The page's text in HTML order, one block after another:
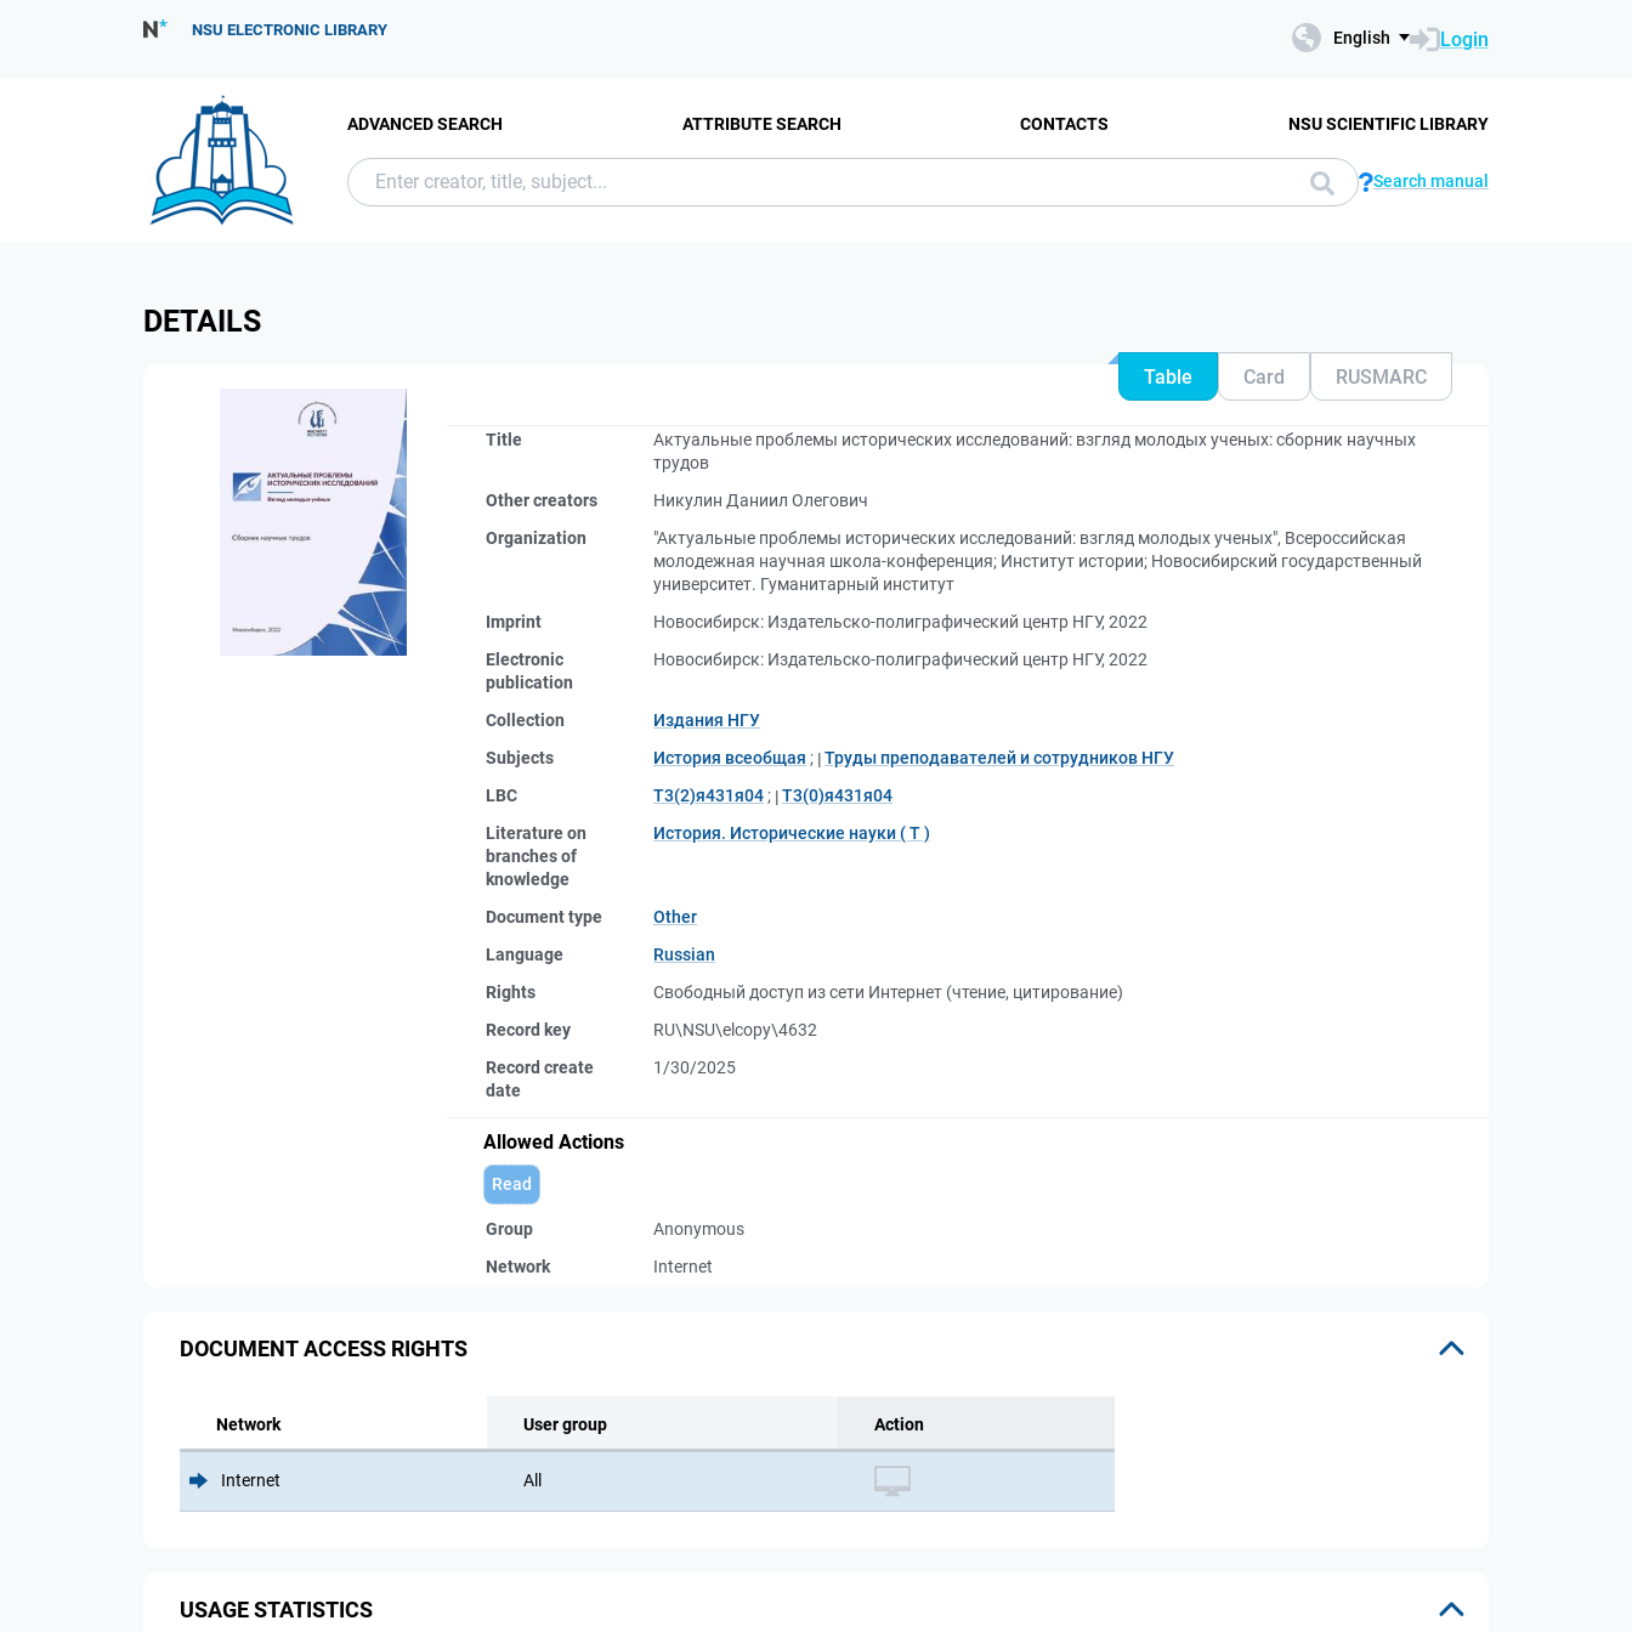
NSU ELECTRONIC LIBRARY English Login
ADVANCED SEARCH ATTRIBUTE SEARCH CONTACTS NSU SCIENTIFIC LIBRARY
Search manual
DETAILS
Table Card RUSMARC
Title
Актуальные проблемы исторических исследований: взгляд молодых ученых: сборник научных
трудов
Other creators
Никулин Даниил Олегович
Organization
"Актуальные проблемы исторических исследований: взгляд молодых ученых", Всероссийская
молодежная научная школа-конференция; Институт истории; Новосибирский государственный
университет. Гуманитарный институт
Imprint
Новосибирск: Издательско-полиграфический центр НГУ, 2022
Electronic
publication
Новосибирск: Издательско-полиграфический центр НГУ, 2022
Collection
Издания НГУ
Subjects
История всеобщая ; Труды преподавателей и сотрудников НГУ
LBC
Т3(2)я431я04 ; Т3(0)я431я04
Literature on
branches of
knowledge
История. Исторические науки ( Т )
Document type
Other
Language
Russian
Rights
Свободный доступ из сети Интернет (чтение, цитирование)
Record key
RU\NSU\elcopy\4632
Record create
date
1/30/2025
Allowed Actions
Read
Group
Anonymous
Network
Internet
DOCUMENT ACCESS RIGHTS
Network User group Action
Internet All
USAGE STATISTICS